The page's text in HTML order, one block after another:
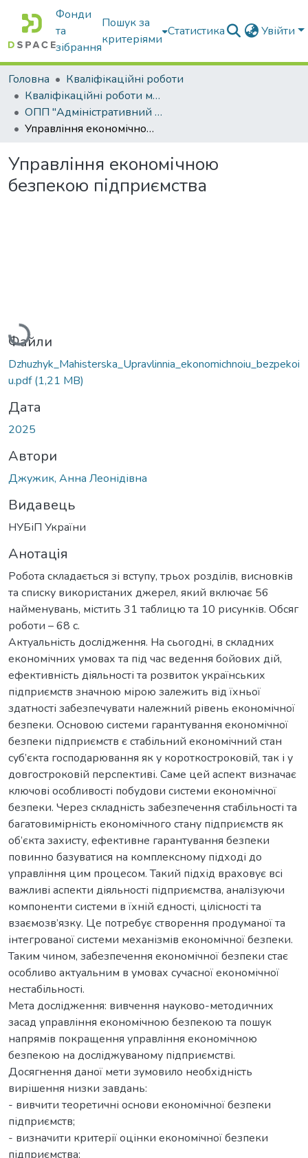
Фонди
та
зібрання
Пошук за
критеріями
Статистика Увійти
Головна
Кваліфікаційні роботи
Кваліфікаційні роботи магістрів
ОПП "Адміністративний менеджмент"
Управління економічною безпекою підприємства
Управління економічною
безпекою підприємства
Вантажиться...
Файли
Dzhuzhyk_Mahisterska_Upravlinnia_ekonomichnoiu_bezpekoi
u.pdf(1,21 MB)
Дата
2025
Автори
Джужик, Анна Леонідівна
Видавець
НУБіП України
Анотація
Робота складається зі вступу, трьох розділів, висновків
та списку використаних джерел, який включає 56
найменувань, містить 31 таблицю та 10 рисунків. Обсяг
роботи – 68 с.
Актуальність дослідження. На сьогодні, в складних
економічних умовах та під час ведення бойових дій,
ефективність діяльності та розвиток українських
підприємств значною мірою залежить від їхньої
здатності забезпечувати належний рівень економічної
безпеки. Основою системи гарантування економічної
безпеки підприємств є стабільний економічний стан
суб’єкта господарювання як у короткостроковій, так і у
довгостроковій перспективі. Саме цей аспект визначає
ключові особливості побудови системи економічної
безпеки. Через складність забезпечення стабільності та
багатовимірність економічного стану підприємств як
об’єкта захисту, ефективне гарантування безпеки
повинно базуватися на комплексному підході до
управління цим процесом. Такий підхід враховує всі
важливі аспекти діяльності підприємства, аналізуючи
компоненти системи в їхній єдності, цілісності та
взаємозв’язку. Це потребує створення продуманої та
інтегрованої системи механізмів економічної безпеки.
Таким чином, забезпечення економічної безпеки стає
особливо актуальним в умовах сучасної економічної
нестабільності.
Мета дослідження: вивчення науково-методичних
засад управління економічною безпекою та пошук
напрямів покращення управління економічною
безпекою на досліджуваному підприємстві.
Досягнення даної мети зумовило необхідність
вирішення низки завдань:
- вивчити теоретичні основи економічної безпеки
підприємств;
- визначити критерії оцінки економічної безпеки
підприємства;